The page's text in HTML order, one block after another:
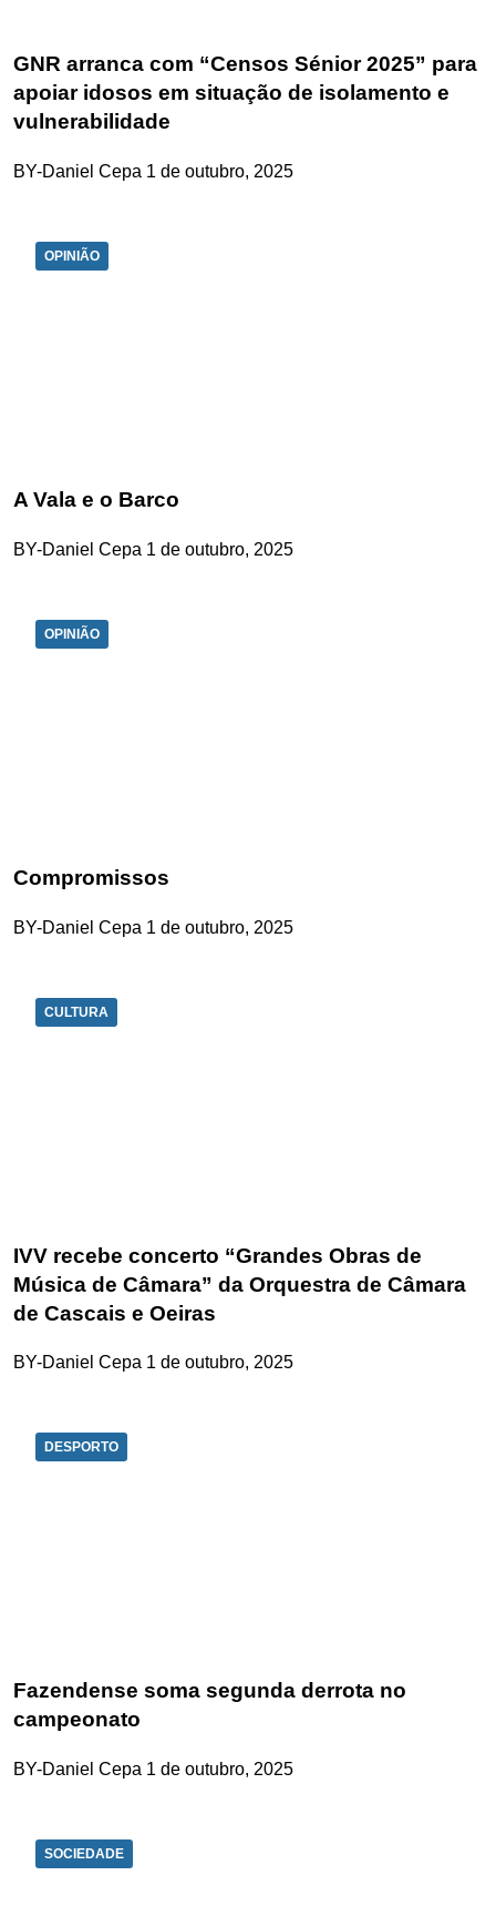
GNR arranca com “Censos Sénior 2025” para
apoiar idosos em situação de isolamento e
vulnerabilidade
BY-Daniel Cepa 1 de outubro, 2025
OPINIÃO
A Vala e o Barco
BY-Daniel Cepa 1 de outubro, 2025
OPINIÃO
Compromissos
BY-Daniel Cepa 1 de outubro, 2025
CULTURA
IVV recebe concerto “Grandes Obras de
Música de Câmara” da Orquestra de Câmara
de Cascais e Oeiras
BY-Daniel Cepa 1 de outubro, 2025
DESPORTO
Fazendense soma segunda derrota no
campeonato
BY-Daniel Cepa 1 de outubro, 2025
SOCIEDADE